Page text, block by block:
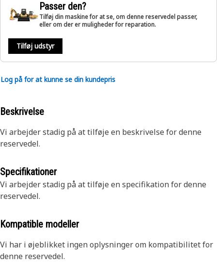
Passer den?
Tilføj din maskine for at se, om denne reservedel passer,
eller om der er muligheder for reparation.
Tilføj udstyr
Log på for at kunne se din kundepris
Beskrivelse
Vi arbejder stadig på at tilføje en beskrivelse for denne
reservedel.
Specifikationer
Vi arbejder stadig på at tilføje en specifikation for denne
reservedel.
Kompatible modeller
Vi har i øjeblikket ingen oplysninger om kompatibilitet for
denne reservedel.